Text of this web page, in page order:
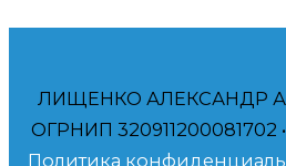
ЛИЩЕНКО АЛЕКСАНДР
ОГРНИП 320911200081702
Политика